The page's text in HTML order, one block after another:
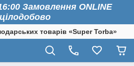
Замовлення ONLINE
цілодобово
товарів «Super Torba»